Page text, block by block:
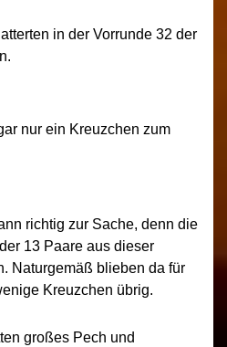
in der Vorrunde 32 der
nur ein Kreuzchen zum
richtig zur Sache, denn die
13 Paare aus dieser
Naturgemäß blieben da für
Kreuzchen übrig.
großes Pech und